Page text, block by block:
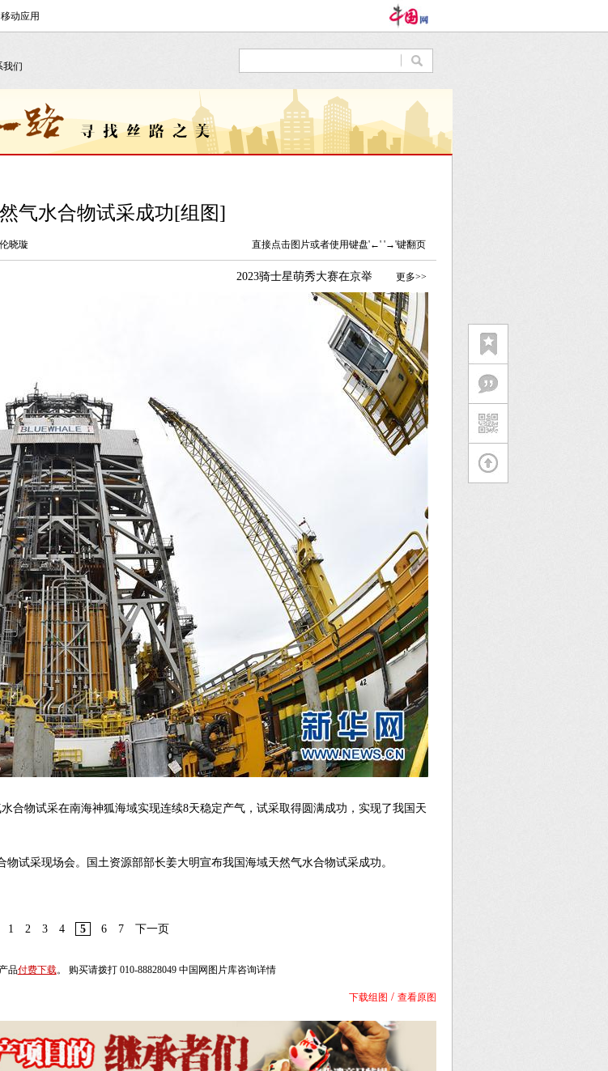
气水合物试采成功[组图]
晓璇 直接点击图片或者使用键盘'←' '→'键翻页
合物试采在南海神狐海域实现连续8天稳定产气，试采取得圆满成功，实现了我国天
试采现场会。国土资源部部长姜大明宣布我国海域天然气水合物试采成功。
1 2 3 4 5 6 7 下一页
品付费下载。 购买请拨打 010-88828049 中国网图片库咨询详情
下载组图 / 查看原图